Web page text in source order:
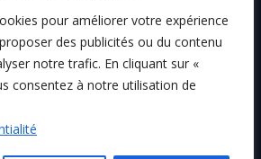
pour améliorer votre expérience
des publicités ou du contenu
notre trafic. En cliquant sur «
consentez à notre utilisation de